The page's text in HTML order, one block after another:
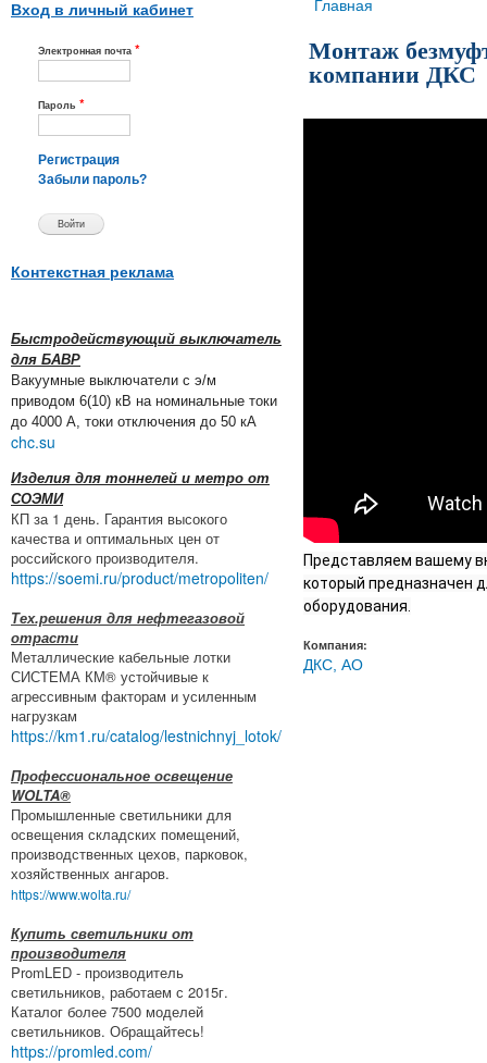
Вход в личный кабинет
Электронная почта *
Пароль *
Регистрация
Забыли пароль?
Контекстная реклама
Быстродействующий выключатель
для БАВР
Вакуумные выключатели с э/м
приводом 6(10) кВ на номинальные токи
до 4000 А, токи отключения до 50 кА
chc.su
Изделия для тоннелей и метро от
СОЭМИ
КП за 1 день. Гарантия высокого
качества и оптимальных цен от
российского производителя.
https://soemi.ru/product/metropoliten/
Тех.решения для нефтегазовой
отрасти
Металлические кабельные лотки
СИСТЕМА КМ® устойчивые к
агрессивным факторам и усиленным
нагрузкам
https://km1.ru/catalog/lestnichnyj_lotok/
Профессиональное освещение
WOLTA®
Промышленные светильники для
освещения складских помещений,
производственных цехов, парковок,
хозяйственных ангаров.
https://www.wolta.ru/
Купить светильники от
производителя
PromLED - производитель
светильников, работаем с 2015г.
Каталог более 7500 моделей
светильников. Обращайтесь!
https://promled.com/
Вы здесь
Главная
Монтаж
компании ДКС
Представляем вашему
который предназначен
оборудования.
Компания:
ДКС, АО